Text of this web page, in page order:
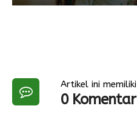
Artikel ini memiliki
0 Komentar